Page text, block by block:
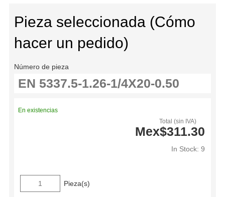
Pieza seleccionada (Cómo
hacer un pedido)
Número de pieza
Total (sin IVA)
Mex$311.30
In Stock: 9
En existencias
Pieza(s)